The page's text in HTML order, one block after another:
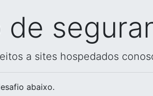
a sites hospedados
abaixo.